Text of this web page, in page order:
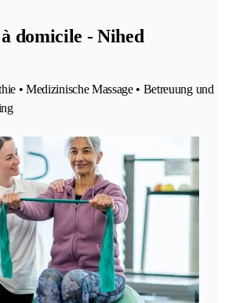
domicile - Nihed
• Medizinische Massage • Betreuung und